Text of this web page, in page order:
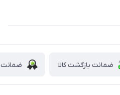
ضمانت بازگشت کالا ضمانت